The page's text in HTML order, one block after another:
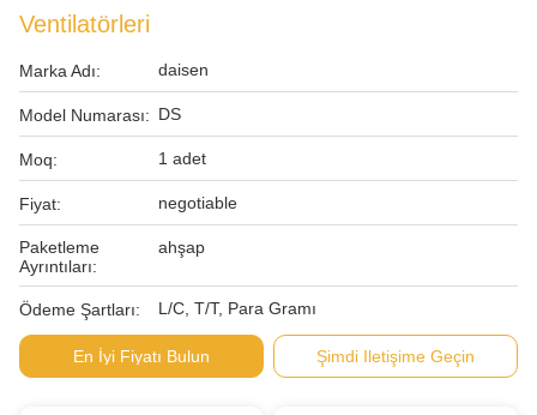
Ventilatörleri
Marka Adı: daisen
Model Numarası: DS
Moq: 1 adet
Fiyat: negotiable
Paketleme
Ayrıntıları:
ahşap
Ödeme Şartları: L/C, T/T, Para Gramı
En İyi Fiyatı Bulun Şimdi Iletişime Geçin